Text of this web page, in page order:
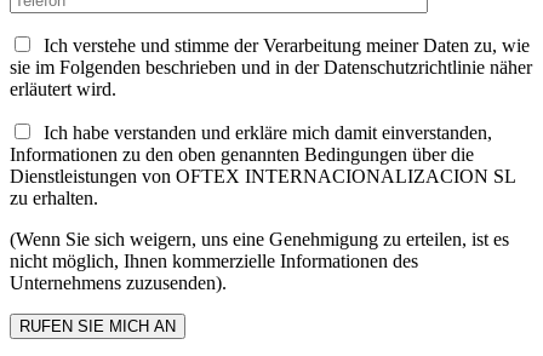
Ich verstehe und stimme der Verarbeitung meiner Daten zu, wie
sie im Folgenden beschrieben und in der Datenschutzrichtlinie näher
erläutert wird.
Ich habe verstanden und erkläre mich damit einverstanden,
Informationen zu den oben genannten Bedingungen über die
Dienstleistungen von OFTEX INTERNACIONALIZACION SL
zu erhalten.
(Wenn Sie sich weigern, uns eine Genehmigung zu erteilen, ist es
nicht möglich, Ihnen kommerzielle Informationen des
Unternehmens zuzusenden).